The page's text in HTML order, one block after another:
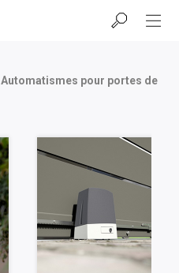
Automatismes pour portes de